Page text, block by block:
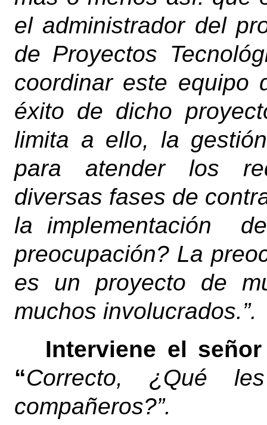
el administrador del
de Proyectos
coordinar este equipo
éxito de dicho
limita a ello, la
para atender los
diversas fases de
la implementación
preocupación? La
es un proyecto de
muchos involucrados.”.
Interviene el
“Correcto, ¿Qué
compañeros?”.